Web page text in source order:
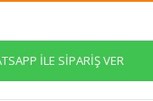
İLE SİPARİŞ VER